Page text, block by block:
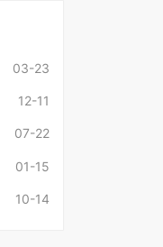
03-23
12-11
07-22
01-15
10-14